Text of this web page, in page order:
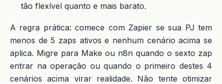
tão flexível quanto e mais barato.
A regra prática: comece com Zapier se sua PJ tem
menos de 5 zaps ativos e nenhum cenário acima se
aplica. Migre para Make ou n8n quando o sexto zap
entrar na operação ou quando o primeiro destes 4
cenários acima virar realidade. Não tente otimizar